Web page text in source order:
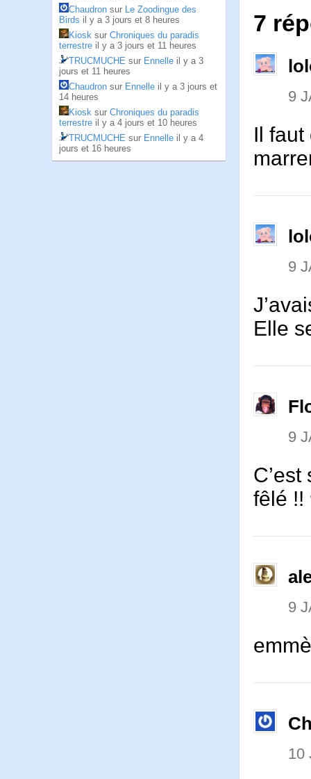
Chaudron sur Le Zoodingue des
Birds il y a 3 jours et 8 heures
Kiosk sur Chroniques du paradis
terrestre il y a 3 jours et 11 heures
TRUCMUCHE sur Ennelle il y a 3
jours et 11 heures
Chaudron sur Ennelle il y a 3 jours et
14 heures
Kiosk sur Chroniques du paradis
terrestre il y a 4 jours et 10 heures
TRUCMUCHE sur Ennelle il y a 4
jours et 16 heures
7
9
Il faut
9
Elle
9
fêlé !!
9
10